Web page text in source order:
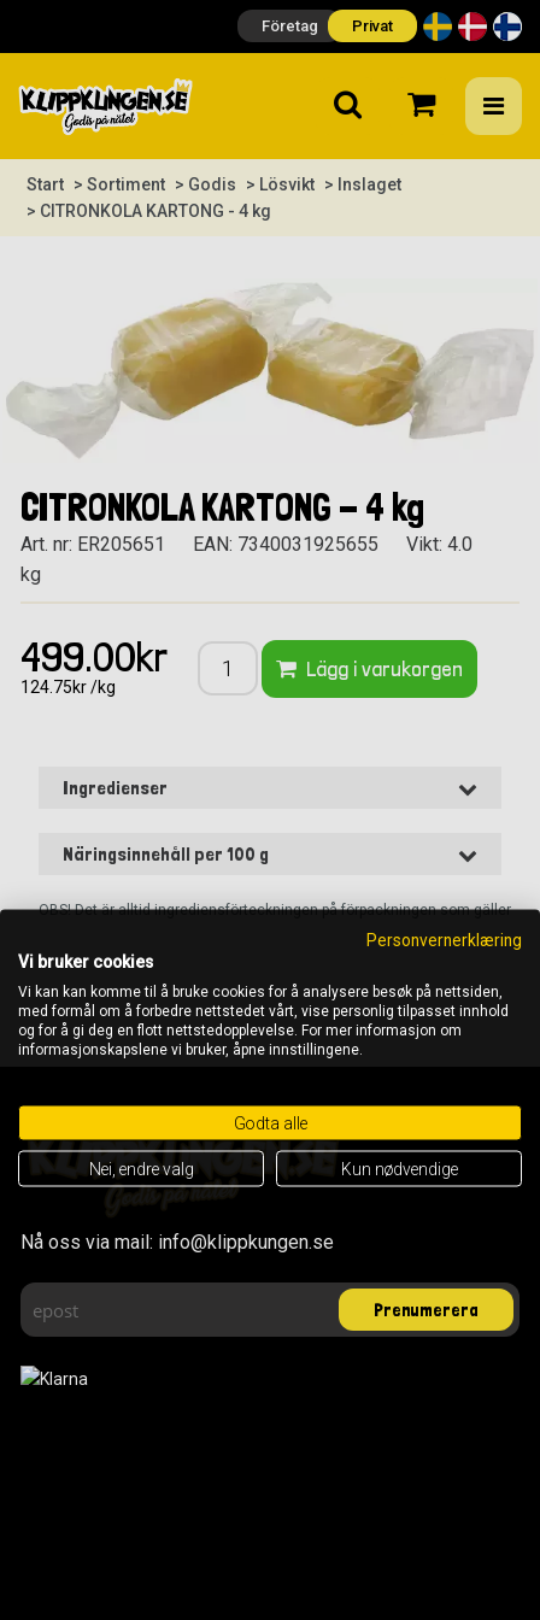
Företag Privat
Start > Sortiment > Godis > Lösvikt > Inslaget
> CITRONKOLA KARTONG - 4 kg
CITRONKOLA KARTONG - 4 kg
Art. nr: ER205651 EAN: 7340031925655
Vikt: 4.0
kg
499.00kr
124.75kr /kg
Lägg i varukorgen
Ingredienser
Näringsinnehåll per 100 g
OBS! Det är alltid ingrediensförteckningen på förpackningen som gäller
Nå oss via mail: info@klippkungen.se
Personvernerklæring
Vi bruker cookies
Vi kan kan komme til å bruke cookies for å analysere besøk på nettsiden,
med formål om å forbedre nettstedet vårt, vise personlig tilpasset innhold
og for å gi deg en flott nettstedopplevelse. For mer informasjon om
informasjonskapslene vi bruker, åpne innstillingene.
Godta alle
Nei, endre valg Kun nødvendige